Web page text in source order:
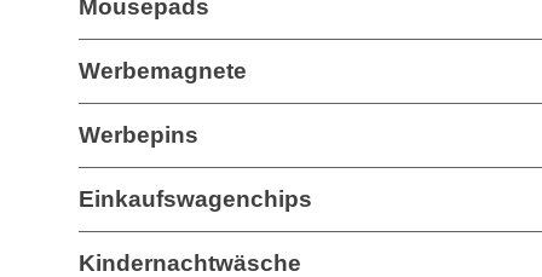
Mousepads
Werbemagnete
Werbepins
Einkaufswagenchips
Kindernachtwäsche